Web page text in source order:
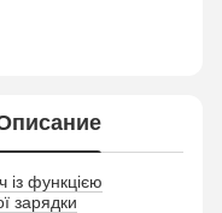
із функцією
зарядки